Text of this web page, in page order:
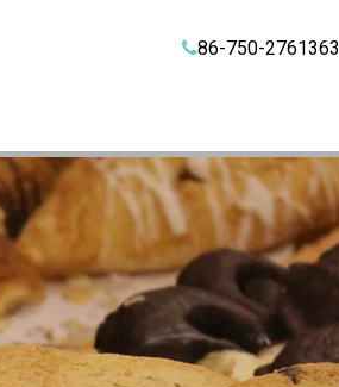
86-750-2761363